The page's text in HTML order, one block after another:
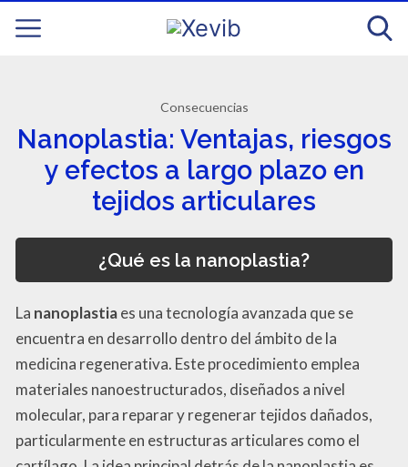
Consecuencias
Nanoplastia: Ventajas, riesgos
y efectos a largo plazo en
tejidos articulares
¿Qué es la nanoplastia?
La nanoplastiaes una tecnología avanzada que se
encuentra en desarrollo dentro del ámbito de la
medicina regenerativa. Este procedimiento emplea
materiales nanoestructurados, diseñados a nivel
molecular, para reparar y regenerar tejidos dañados,
particularmente en estructuras articulares como el